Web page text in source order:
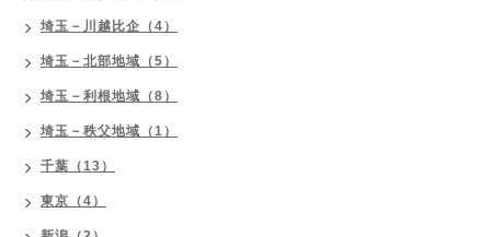
埼玉－川越比企（4）
埼玉－北部地域（5）
埼玉－利根地域（8）
埼玉－秩父地域（1）
千葉（13）
東京（4）